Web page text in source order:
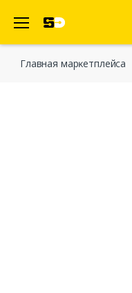
Главная марĸетплейса